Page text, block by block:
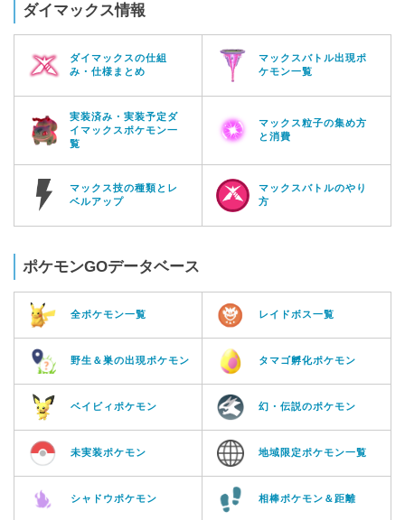
ダイマックス情報
ダイマックスの仕組
み・仕様まとめ
マックスバトル出現ポ
ケモン一覧
実装済み・実装予定ダ
イマックスポケモン一
覧
マックス粒子の集め方
と消費
マックス技の種類とレ
ベルアップ
マックスバトルのやり
方
ポケモンGOデータベース
全ポケモン一覧 レイドボス一覧
野生＆巣の出現ポケモン タマゴ孵化ポケモン
ベイビィポケモン 幻・伝説のポケモン
未実装ポケモン 地域限定ポケモン一覧
シャドウポケモン 相棒ポケモン＆距離